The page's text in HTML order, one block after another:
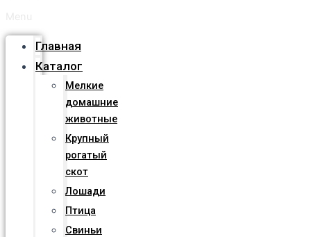
Главная
Каталог
Мелкие
домашние
животные
Крупный
рогатый
скот
Лошади
Птица
Свиньи